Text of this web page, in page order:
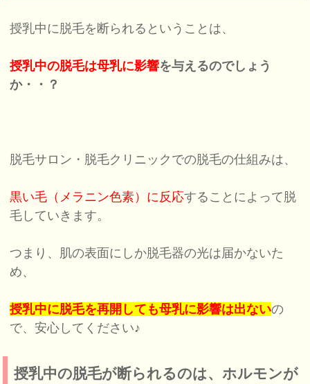
授乳中に脱毛を断られるということは、
授乳中の脱毛は母乳に影響を与えるのでしょう
か・・ ？
脱毛サロン・脱毛クリニックでの脱毛の仕組みは、
黒い毛（メラニン色素）に反応することによって脱
毛していきます。
つまり、肌の表面にしか脱毛器の光は届かないた
め、
授乳中に脱毛を再開しても母乳に影響は出ないの
で、安心してください♪
授乳中の脱毛が断られるのは、ホルモンが